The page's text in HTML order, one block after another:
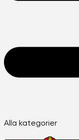
Alla kategorier